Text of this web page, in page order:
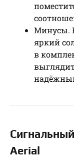
Минусы.
яркий
в
Aerial